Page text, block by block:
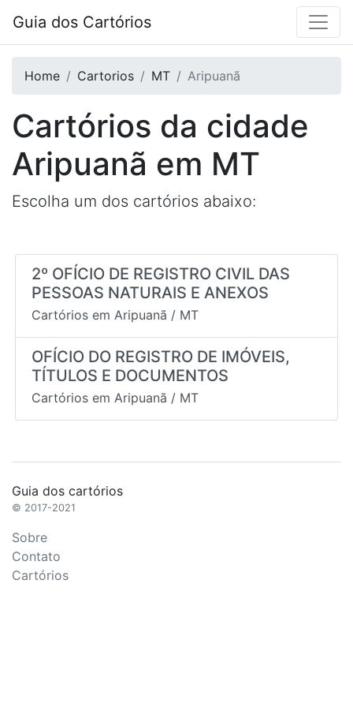
Guia dos Cartórios
Home Cartorios MT Aripuanã
Cartórios da cidade
Aripuanã em MT
Escolha um dos cartórios abaixo:
2º OFÍCIO DE REGISTRO CIVIL DAS
PESSOAS NATURAIS E ANEXOS
Cartórios em Aripuanã / MT
OFÍCIO DO REGISTRO DE IMÓVEIS,
TÍTULOS E DOCUMENTOS
Cartórios em Aripuanã / MT
Guia dos cartórios
© 2017-2021
Sobre
Contato
Cartórios